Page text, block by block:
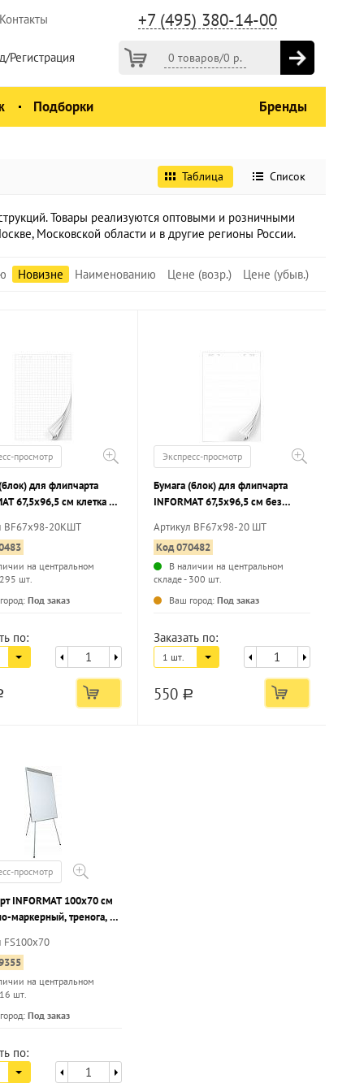
+7 (495) 380-14-00
Контакты
0 товаров/0 р.
Регистрация
Подборки Бренды
Таблица Список
Товары реализуются оптовыми и розничными
Московской области и в другие регионы России.
Новизне Наименованию Цене (возр.) Цене (убыв.)
просмотр
для флипчарта
67,5х96,5 см клетка 80
BF67x98-20KШТ
на центральном
шт.
Под заказ
по:
Экспресс-просмотр
Бумага (блок) для флипчарта
INFORMAT 67,5х96,5 см без
Артикул BF67x98-20 ШТ
Код 070482
В наличии на центральном
складе - 300 шт.
Ваш город: Под заказ
Заказать по:
1 шт.
550 a
просмотр
INFORMAT 100х70 см
маркерный, тренога, с
полочки
FS100x70
на центральном
шт.
Под заказ
по: